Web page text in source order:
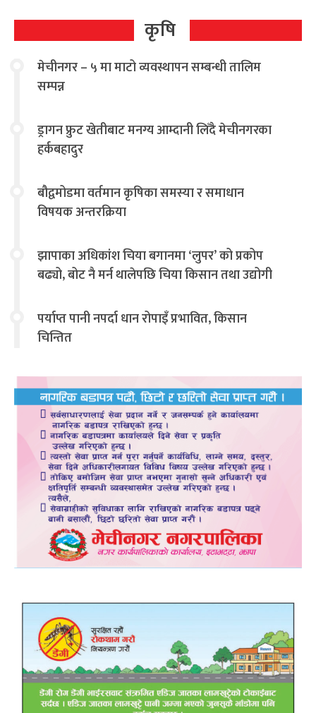
कृषि
मेचीनगर – ५ मा माटो व्यवस्थापन सम्बन्धी तालिम
सम्पन्न
ड्रागन फ्रुट खेतीबाट मनग्य आम्दानी लिँदै मेचीनगरका
हर्कबहादुर
बौद्वमोडमा वर्तमान कृषिका समस्या र समाधान
विषयक अन्तरक्रिया
झापाका अधिकांश चिया बगानमा ‘लुपर’ को प्रकोप
बढ्यो, बोट नै मर्न थालेपछि चिया किसान तथा उद्योगी
पर्याप्त पानी नपर्दा धान रोपाइँ प्रभावित, किसान
चिन्तित